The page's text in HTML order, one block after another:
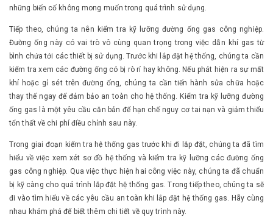
những biến cố không mong muốn trong quá trình sử dụng.
Tiếp theo, chúng ta nên kiểm tra kỹ lưỡng đường ống gas công nghiệp.
Đường ống này có vai trò vô cùng quan trọng trong việc dẫn khí gas từ
bình chứa tới các thiết bị sử dụng. Trước khi lắp đặt hệ thống, chúng ta cần
kiểm tra xem các đường ống có bị rò rỉ hay không. Nếu phát hiện ra sự mất
khí hoặc gỉ sét trên đường ống, chúng ta cần tiến hành sửa chữa hoặc
thay thế ngay để đảm bảo an toàn cho hệ thống. Kiểm tra kỹ lưỡng đường
ống gas là một yêu cầu căn bản để hạn chế nguy cơ tai nạn và giảm thiểu
tổn thất về chi phí điều chỉnh sau này.
Trong giai đoạn kiểm tra hệ thống gas trước khi đi lắp đặt, chúng ta đã tìm
hiểu về việc xem xét sơ đồ hệ thống và kiểm tra kỹ lưỡng các đường ống
gas công nghiệp. Qua việc thực hiện hai công việc này, chúng ta đã chuẩn
bị kỹ càng cho quá trình lắp đặt hệ thống gas. Trong tiếp theo, chúng ta sẽ
đi vào tìm hiểu về các yêu cầu an toàn khi lắp đặt hệ thống gas. Hãy cùng
nhau khám phá để biết thêm chi tiết về quy trình này.